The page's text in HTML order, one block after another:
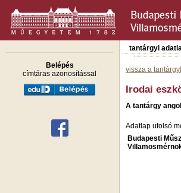
Belépés
címtáras azonosítással
tantárgyi
vissza a
Irodai
A tantárgy
Adatlap utolsó
Budapesti